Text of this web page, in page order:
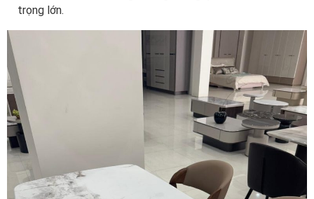
trọng lớn.